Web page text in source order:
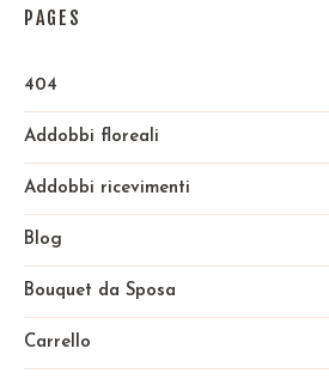
PAGES
404
Addobbi floreali
Addobbi ricevimenti
Blog
Bouquet da Sposa
Carrello